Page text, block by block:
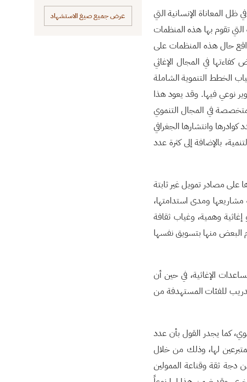
المعاناة الإنسانية التي
تقوم بها هذه المنظمات
حال هذه المنظمات على
في المجال الإغاثي
الخطط التنموية الشاملة
نوعي فيها. وقد يعود هذا
في المجال التنموي
وانتشارها الجغرافي
بالإضافة إلى كثرة عدد
مصادر تمويل غير ثابتة
ومدى استدامتها،
إغاثية وهمية، وغياب ثقافة
البعض منها بتسويق نفسها
الإغاثية، في حين أن
للفئات المستهدفة من
كما يجدر القول بأن عدد
لها، وذلك من خلال
دجة ثقة وقناعة الممولين
عرض جميع صيغ الاستشهاد